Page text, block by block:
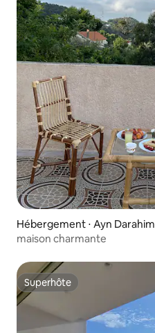
Hébergement ⋅ Ayn Darahim
maison charmante
Superhôte
Superhôte